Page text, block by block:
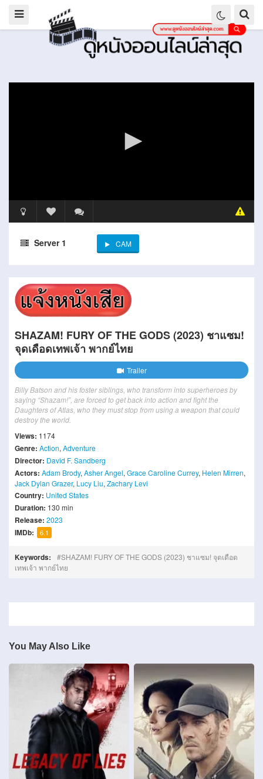
Server 1 CAM
SHAZAM! FURY OF THE GODS (2023) ชาแซม!
จุดเดือดเทพเจ้า พากย์ไทย
Trailer
Billy Batson and his foster siblings, who transform into superheroes by
saying “Shazam!”, are forced to get back into action and fight the
Daughters of Atlas, who they must stop from using a weapon that could
destroy the world.
Views: 1174
Genre: Action, Adventure
Director: David F. Sandberg
Actors: Adam Brody, Asher Angel, Grace Caroline Currey, Helen Mirren,
Jack Dylan Grazer, Lucy Liu, Zachary Levi
Country: United States
Duration: 130 min
Release: 2023
IMDb: 6.1
Keywords:
SHAZAM! FURY OF THE GODS (2023) ชาแซม! จุดเดือด
เทพเจ้า พากย์ไทย
You May Also Like